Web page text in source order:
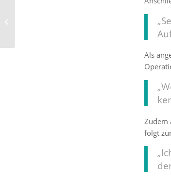
Als
Zudem
folgt